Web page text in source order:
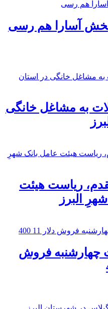
بخش آسارا هم رسی
به مشاغل خانگی
ریاست هیئت
البرز
چهارشنبه فروش